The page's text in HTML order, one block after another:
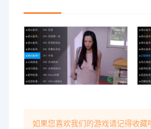
如果您喜欢我们的游戏请记得收藏